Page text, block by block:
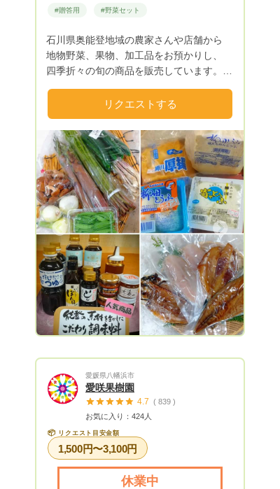
#贈答用 #野菜セット
石川県奥能登地域の農家さんや店舗から
地物野菜、果物、加工品をお預かりし、
四季折々の旬の商品を販売しています。
秋は天然キノコ、冬は海藻など、能登なら
ではがいっぱいです。
リクエストする
Next
愛媛県八幡浜市
愛咲果樹園
4.7 ( 839 )
お気に入り：424人
📦 リクエスト目安金額
1,500円〜3,100円
休業中